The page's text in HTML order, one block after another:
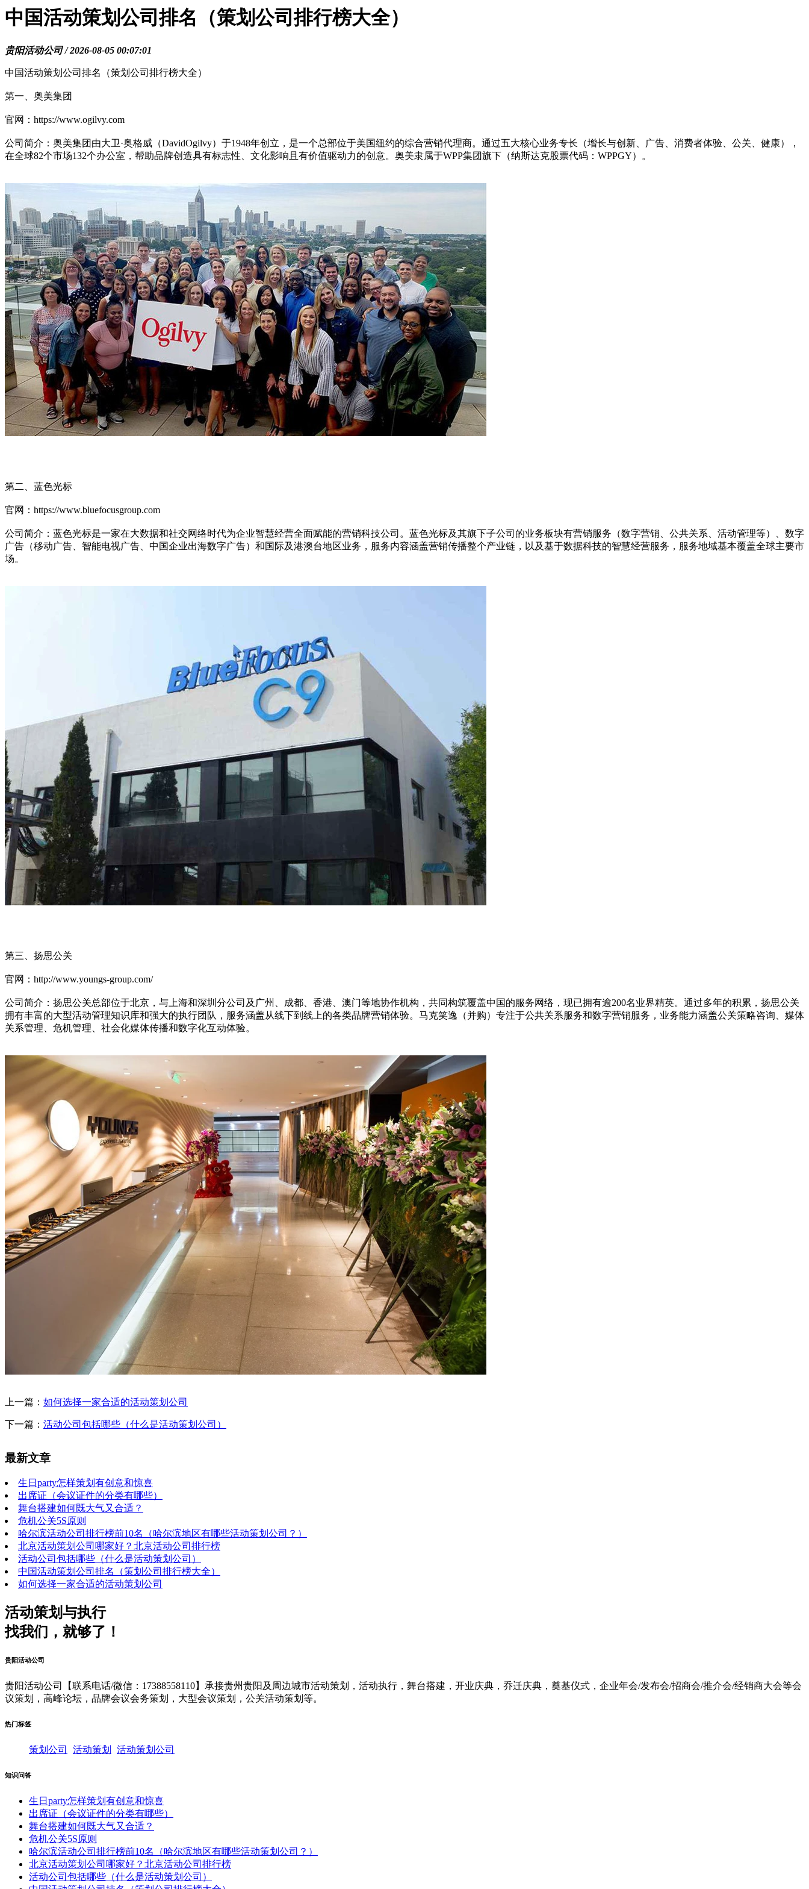
中国活动策划公司排名（策划公司排行榜大全）
贵阳活动公司 / 2026-08-05 00:07:01
中国活动策划公司排名（策划公司排行榜大全）
第一、奥美集团
官网：https://www.ogilvy.com
公司简介：奥美集团由大卫·奥格威（DavidOgilvy）于1948年创立，是一个总部位于美国纽约的综合营销代理商。通过五大核心业务专长（增长与创新、广告、消费者体验、公关、健康），
在全球82个市场132个办公室，帮助品牌创造具有标志性、文化影响且有价值驱动力的创意。奥美隶属于WPP集团旗下（纳斯达克股票代码：WPPGY）。
第二、蓝色光标
官网：https://www.bluefocusgroup.com
公司简介：蓝色光标是一家在大数据和社交网络时代为企业智慧经营全面赋能的营销科技公司。蓝色光标及其旗下子公司的业务板块有营销服务（数字营销、公共关系、活动管理等）、数字
广告（移动广告、智能电视广告、中国企业出海数字广告）和国际及港澳台地区业务，服务内容涵盖营销传播整个产业链，以及基于数据科技的智慧经营服务，服务地域基本覆盖全球主要市
场。
第三、扬思公关
官网：http://www.youngs-group.com/
公司简介：扬思公关总部位于北京，与上海和深圳分公司及广州、成都、香港、澳门等地协作机构，共同构筑覆盖中国的服务网络，现已拥有逾200名业界精英。通过多年的积累，扬思公关
拥有丰富的大型活动管理知识库和强大的执行团队，服务涵盖从线下到线上的各类品牌营销体验。马克笑逸（并购）专注于公共关系服务和数字营销服务，业务能力涵盖公关策略咨询、媒体
关系管理、危机管理、社会化媒体传播和数字化互动体验。
上一篇： 如何选择一家合适的活动策划公司
下一篇： 活动公司包括哪些（什么是活动策划公司）
最新文章
生日party怎样策划有创意和惊喜
出席证（会议证件的分类有哪些）
舞台搭建如何既大气又合适？
危机公关5S原则
哈尔滨活动公司排行榜前10名（哈尔滨地区有哪些活动策划公司？）
北京活动策划公司哪家好？北京活动公司排行榜
活动公司包括哪些（什么是活动策划公司）
中国活动策划公司排名（策划公司排行榜大全）
如何选择一家合适的活动策划公司
活动策划与执行
找我们，就够了！
贵阳活动公司
贵阳活动公司【联系电话/微信：17388558110】承接贵州贵阳及周边城市活动策划，活动执行，舞台搭建，开业庆典，乔迁庆典，奠基仪式，企业年会/发布会/招商会/推介会/经销商大会等会
议策划，高峰论坛，品牌会议会务策划，大型会议策划，公关活动策划等。
热门标签
策划公司 活动策划 活动策划公司
知识问答
生日party怎样策划有创意和惊喜
出席证（会议证件的分类有哪些）
舞台搭建如何既大气又合适？
危机公关5S原则
哈尔滨活动公司排行榜前10名（哈尔滨地区有哪些活动策划公司？）
北京活动策划公司哪家好？北京活动公司排行榜
活动公司包括哪些（什么是活动策划公司）